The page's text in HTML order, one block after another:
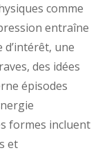
comme
entraîne
une
des idées
épisodes
formes incluent
et